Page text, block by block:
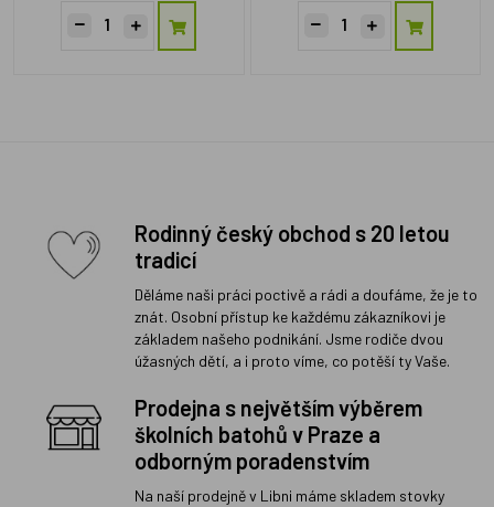
Rodinný český obchod s 20 letou
tradicí
Děláme naši práci poctivě a rádi a doufáme, že je to
znát. Osobní přístup ke každému zákazníkovi je
základem našeho podnikání. Jsme rodiče dvou
úžasných dětí, a i proto víme, co potěší ty Vaše.
Prodejna s největším výběrem
školních batohů v Praze a
odborným poradenstvím
Na naší prodejně v Libni máme skladem stovky